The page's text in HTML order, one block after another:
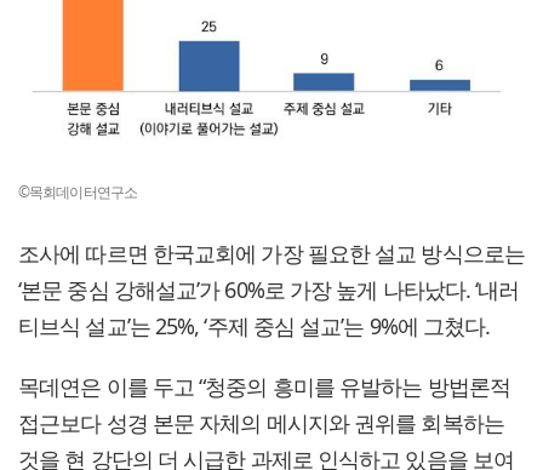
©목회데이터연구소
조사에 따르면 한국교회에 가장 필요한 설교 방식으로는
‘본문 중심 강해설교’가 60%로 가장 높게 나타났다. ‘내러
티브식 설교’는 25%, ‘주제 중심 설교’는 9%에 그쳤다.
목데연은 이를 두고 “청중의 흥미를 유발하는 방법론적
접근보다 성경 본문 자체의 메시지와 권위를 회복하는
것을 현 강단의 더 시급한 과제로 인식하고 있음을 보여